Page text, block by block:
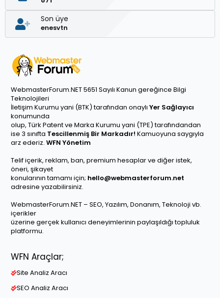
Son üye
enesvtn
WebmasterForum.NET 5651 Sayılı Kanun gereğince Bilgi
Teknolojileri
İletişim Kurumu yani (BTK) tarafından onaylı Yer Sağlayıcı
konumunda
olup, Türk Patent ve Marka Kurumu yani (TPE) tarafındandan
ise 3 sınıfta Tescillenmiş Bir Markadır! Kamuoyuna saygıyla
arz ederiz. WFN Yönetim
Telif içerik, reklam, ban, premium hesaplar ve diğer istek,
öneri, şikayet
konularının tamamı için; hello@webmasterforum.net
adresine yazabilirsiniz.
WebmasterForum.NET – SEO, Yazılım, Donanım, Teknoloji vb.
içerikler
üzerine gerçek kullanıcı deneyimlerinin paylaşıldığı topluluk
platformu.
WFN Araçlar;
Site Analiz Aracı
SEO Analiz Aracı